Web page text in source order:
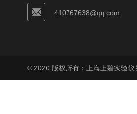
410767638@qq.com
© 2026 版权所有：上海上碧实验